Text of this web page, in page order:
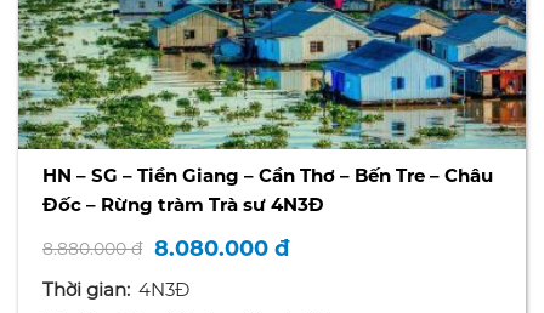
HN – SG – Tiền Giang – Cần Thơ – Bến Tre – Châu
Đốc – Rừng tràm Trà sư 4N3Đ
8.880.000 đ 8.080.000 đ
Thời gian: 4N3Đ